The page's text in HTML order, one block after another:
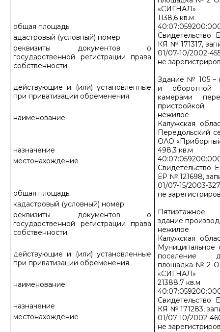
общая площадь
адастровый (условный) номер
реквизиты документов о
государственной регистрации права
собственности
действующие и (или) установленные
при приватизации обременения.
наименование
назначение
местонахождение
общая площадь
кадастровый (условный) номер
реквизиты документов о
государственной регистрации права
собственности
действующие и (или) установленные
при приватизации обременения.
наименование
назначение
местонахождение
«СИГНАЛ»
1138,6 кв.м
Свидетельство
КЯ № 171317,
01/07-10/2002-
не
Здание № 105 –
и оборотной
камерами
пристройкой
нежилое
Калужская
Передольский
ОАО
498,3 кв.м
Свидетельство
ЕР № 121698,
01/07-15/2003-
не
Пятиэтажное
здание
нежилое
Калужская
Муниципальное
поселение
площадка № 2
«СИГНАЛ»
21388,7 кв.м
Свидетельство
КЯ № 171283,
01/07-10/2002-
не